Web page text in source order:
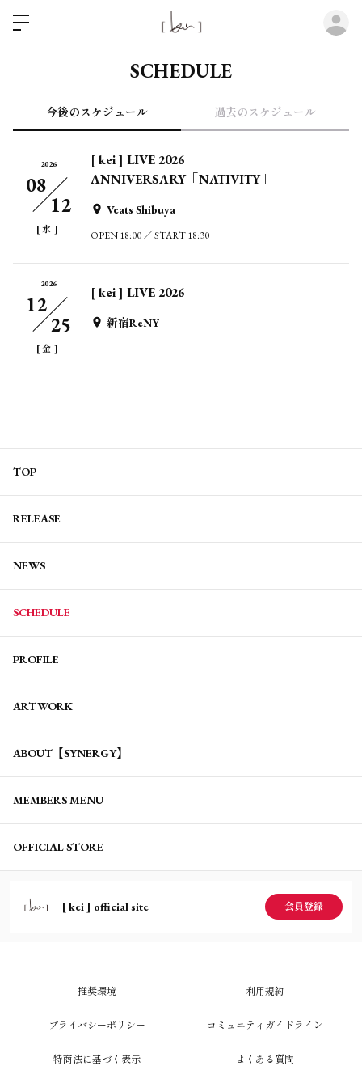
SCHEDULE
今後のスケジュール 過去のスケジュール
2026
08
12
[水 ]
[ kei ] LIVE 2026
ANNIVERSARY「NATIVITY」
Veats Shibuya
OPEN 18:00 ／ START 18:30
2026
12
25
[金 ]
[ kei ] LIVE 2026
新宿ReNY
TOP
RELEASE
NEWS
SCHEDULE
PROFILE
ARTWORK
ABOUT【SYNERGY】
MEMBERS MENU
OFFICIAL STORE
[ kei ] official site 会員登録
推奨環境 利用規約
プライバシーポリシー コミュニティガイドライン
特商法に基づく表示 よくある質問